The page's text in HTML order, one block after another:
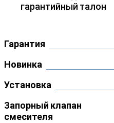
гарантийный талон
Гарантия
Новинка
Установка
Запорный клапан
смесителя